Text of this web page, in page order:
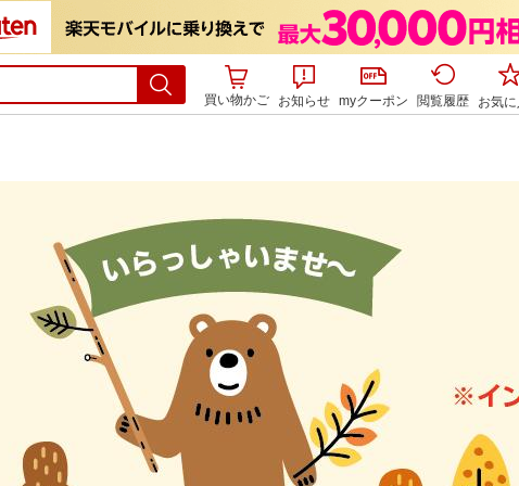
買い物かご お知らせ myクーポン 閲覧履歴 お気に